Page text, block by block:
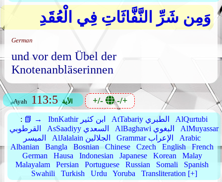
وَمِن شَرِّ النَّفَّاثَاتِ فِي الْعُقَدِ
German
und vor dem Übel der
Knotenanbläserinnen
Ayah 113:5 الأية +/- -/+
: 📗 → IbnKathir ابن كثير AtTabariy الطبري
AlQurtubi
القرطوبي
AsSaadiyy السعدي AlBaghawi البغوي
AlMuyassar
الميسر
AlJalalain الجلالين Grammar الإعراب
Arabic
Albanian
Bangla Bosnian Chinese Czech English
French
German
Hausa Indonesian Japanese Korean
Malay
Malayalam
Persian Portuguese Russian Somali
Spanish
Swahili
Turkish Urdu Yoruba Transliteration [+]